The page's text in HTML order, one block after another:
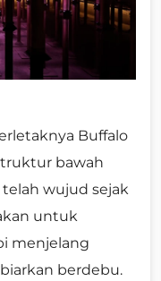
Buffalo
bawah
wujud sejak
untuk
menjelang
berdebu.